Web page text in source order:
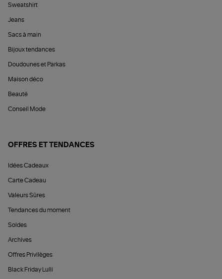
Sweatshirt
Jeans
Sacs à main
Bijoux tendances
Doudounes et Parkas
Maison déco
Beauté
Conseil Mode
OFFRES ET TENDANCES
Idées Cadeaux
Carte Cadeau
Valeurs Sûres
Tendances du moment
Soldes
Archives
Offres Privilèges
Black Friday Lulli